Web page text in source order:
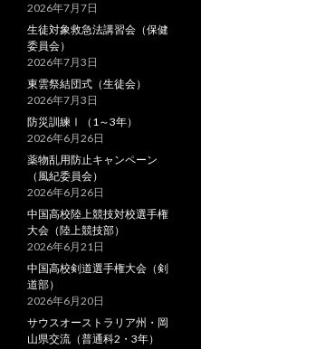
2026年7月7日
生徒対象救急法講習会（保健
委員会）
2026年7月3日
東雲祭結団式（生徒会）
2026年7月3日
防災訓練Ⅰ（1～3年）
2026年6月26日
薬物乱用防止キャンペーン
（風紀委員会）
2026年6月26日
中国高校陸上競技対校選手権
大会（陸上競技部）
2026年6月21日
中国高校剣道選手権大会（剣
道部）
2026年6月20日
サウスオーストラリア州・岡
山県交流（普通科2・3年）